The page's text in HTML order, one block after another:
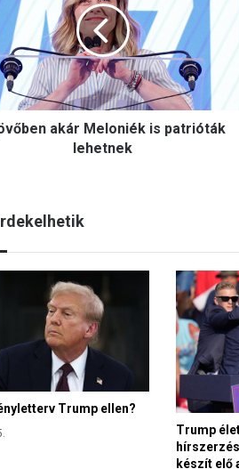
akár Meloniék is patrióták
lehetnek
Trump ellen?
Trump
készít elő